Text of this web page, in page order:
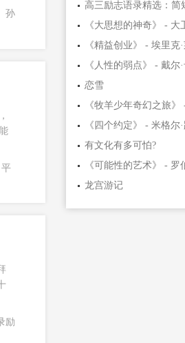
孙
平
励
《大思想的神奇》 - 大
《精益创业》 - 埃里克
《人性的弱点》 - 戴尔
恋雪
《牧羊少年奇幻之旅》
《四个约定》 - 米格尔
有文化有多可怕?
《可能性的艺术》 - 罗
龙宫游记